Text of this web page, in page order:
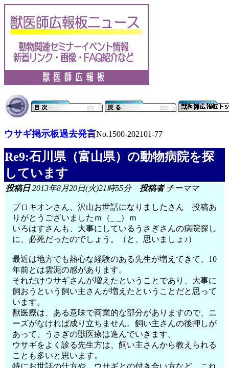
ウサギ掲示板過去発言No.1500-202101-77
Re9:石川県（富山県）の動物病院を探
しています
投稿日2013年8月20日(火)21時55分 投稿者チーママ
プロキオンさん、沢山お世話になりましたさん 投稿あ
りがとうございましたｍ（_ _）ｍ
いろはすさんも、大事にしているうさぎさんの病院探し
に、必死だったのでしょう。（と、思いましょ♪）
最近は地方でも熱心な経験のある先生が増えてきて、10
年前とは雲泥の感があります。
それだけウサギさんが増えたということであり、大事に
飼おうという飼い主さんが増えたということだと思って
います。
獣医療は、ある意味で商業的な部分がありますので、ニ
ーズがなければ成り立ちません。飼い主さんの後押しが
あって、うさぎの獣医療は進んでいきます。
ウサギをよく診る先生方は、飼い主さんから教えられる
ことも多いと思います。
特にお世話の仕方や、ウサギとの付き合い方など、これ